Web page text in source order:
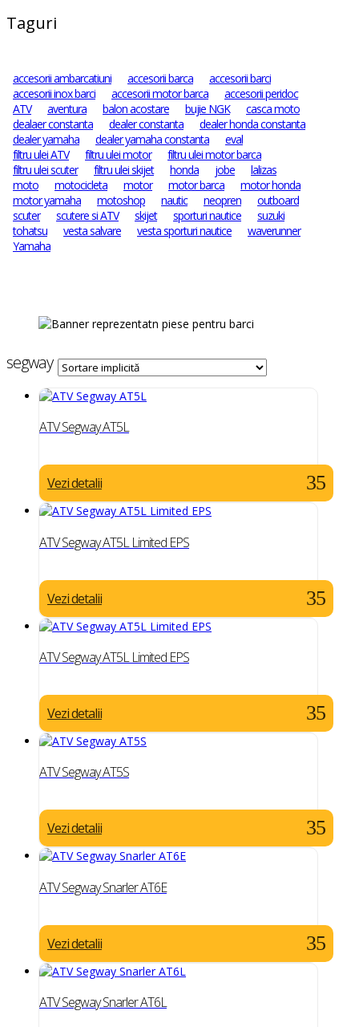
Taguri
accesorii ambarcatiuni accesorii barca
accesorii barci
accesorii inox barci
accesorii motor barca
accesorii peridoc
ATV
aventura balon acostare bujie NGK
casca moto
dealaer constanta
dealer constanta
dealer honda constanta
dealer yamaha
dealer yamaha constanta
eval
filtru ulei ATV
filtru ulei motor
filtru ulei motor barca
filtru ulei scuter
filtru ulei skijet honda jobe
lalizas
moto
motocicleta motor motor barca
motor honda
motor yamaha
motoshop nautic neopren
outboard
scuter
scutere si ATV skijet sporturi nautice
suzuki
tohatsu
vesta salvare vesta sporturi nautice
waverunner
Yamaha
segway
ATV Segway AT5L
Vezi detalii
ATV Segway AT5L Limited EPS
Vezi detalii
ATV Segway AT5L Limited EPS
Vezi detalii
ATV Segway AT5S
Vezi detalii
ATV Segway Snarler AT6E
Vezi detalii
ATV Segway Snarler AT6L